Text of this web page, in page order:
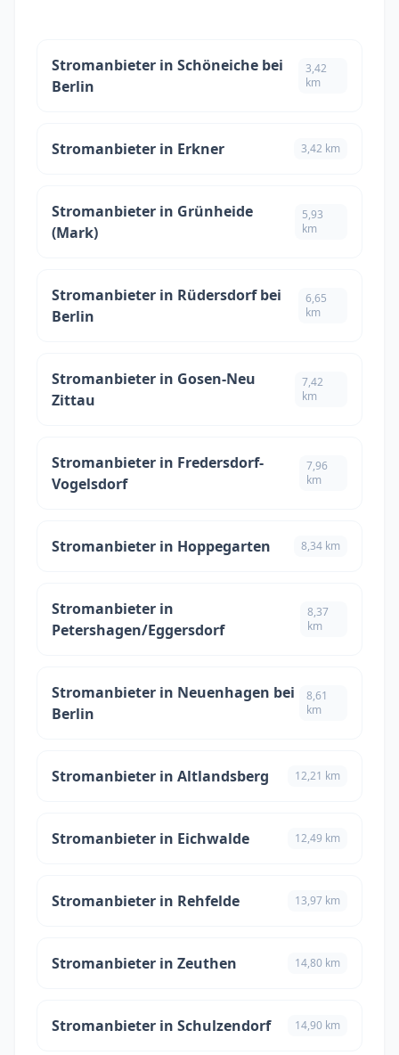
Stromanbieter in Schöneiche bei
Berlin
3,42
km
Stromanbieter in Erkner 3,42 km
Stromanbieter in Grünheide
(Mark)
5,93
km
Stromanbieter in Rüdersdorf bei
Berlin
6,65
km
Stromanbieter in Gosen-Neu
Zittau
7,42
km
Stromanbieter in Fredersdorf-
Vogelsdorf
7,96
km
Stromanbieter in Hoppegarten 8,34 km
Stromanbieter in
Petershagen/Eggersdorf
8,37
km
Stromanbieter in Neuenhagen bei
Berlin
8,61
km
Stromanbieter in Altlandsberg 12,21 km
Stromanbieter in Eichwalde 12,49 km
Stromanbieter in Rehfelde 13,97 km
Stromanbieter in Zeuthen 14,80 km
Stromanbieter in Schulzendorf 14,90 km